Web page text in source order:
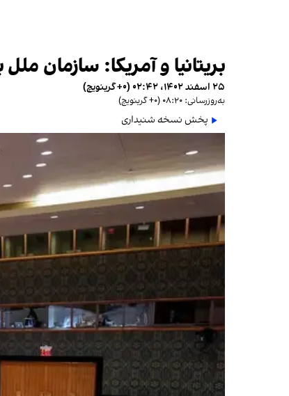
بریتانیا و آمریکا: سازمان
۲۵ اسفند ۱۴۰۲، ۰۲:۴۲ (‎+۰ گرینویچ)
به‌روزرسانی: ۰۸:۲۰ (‎+۰ گرینویچ)
پخش نسخه شنیداری